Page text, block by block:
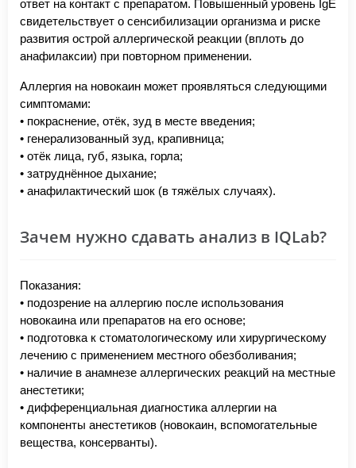
ответ на контакт с препаратом. Повышенный уровень IgE
свидетельствует о сенсибилизации организма и риске
развития острой аллергической реакции (вплоть до
анафилаксии) при повторном применении.
Аллергия на новокаин может проявляться следующими
симптомами:
• покраснение, отёк, зуд в месте введения;
• генерализованный зуд, крапивница;
• отёк лица, губ, языка, горла;
• затруднённое дыхание;
• анафилактический шок (в тяжёлых случаях).
Зачем нужно сдавать анализ в IQLab?
Показания:
• подозрение на аллергию после использования
новокаина или препаратов на его основе;
• подготовка к стоматологическому или хирургическому
лечению с применением местного обезболивания;
• наличие в анамнезе аллергических реакций на местные
анестетики;
• дифференциальная диагностика аллергии на
компоненты анестетиков (новокаин, вспомогательные
вещества, консерванты).